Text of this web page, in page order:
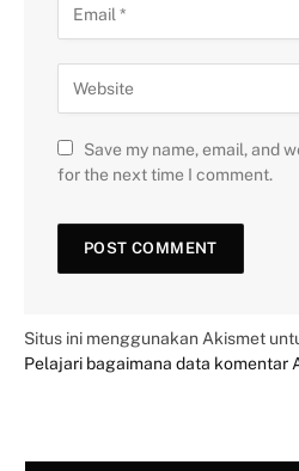
Save my name, email, and
for the next time I comment.
Situs ini menggunakan Akismet
Pelajari bagaimana data komentar